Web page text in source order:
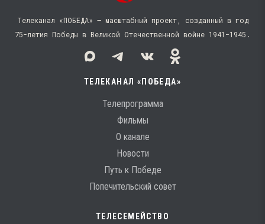
Телеканал «ПОБЕДА» — масштабный проект, созданный в год
75-летия Победы в Великой Отечественной войне 1941−1945.
ТЕЛЕКАНАЛ «ПОБЕДА»
Телепрограмма
Фильмы
О канале
Новости
Путь к Победе
Попечительский совет
ТЕЛЕСЕМЕЙСТВО